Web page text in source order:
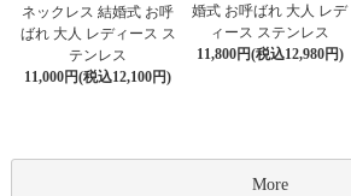
ネックレス 結婚式 お呼
ばれ 大人 レディース ス
テンレス
11,000円(税込12,100円)
婚式 お呼ばれ 大人 レデ
ィース ステンレス
11,800円(税込12,980円)
More